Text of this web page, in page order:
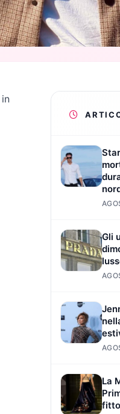
in
Gli
La